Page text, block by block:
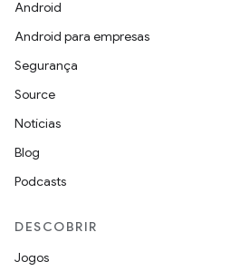
Android
Android para empresas
Segurança
Source
Notícias
Blog
Podcasts
DESCOBRIR
Jogos